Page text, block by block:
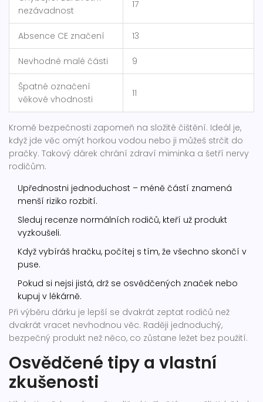
nezávadnost
17
Absence CE značení 13
Nevhodné malé části 9
Špatné označení
věkové vhodnosti
11
Kromě bezpečnosti zapomeň na složité čištění. Ideál je,
když jde věc omýt horkou vodou nebo ji můžeš strčit do
pračky. Takový dárek chrání zdraví miminka a šetří nervy
rodičům.
Upřednostni jednoduchost – méně částí znamená
menší riziko rozbití.
Sleduj recenze normálních rodičů, kteří už produkt
vyzkoušeli.
Když vybíráš hračku, počítej s tím, že všechno skončí v
puse.
Pokud si nejsi jistá, drž se osvědčených značek nebo
kupuj v lékárně.
Při výběru dárku je lepší se dvakrát zeptat rodičů než
dvakrát vracet nevhodnou věc. Raději jednoduchý,
bezpečný produkt než něco, co zůstane ležet bez použití.
Osvědčené tipy a vlastní
zkušenosti